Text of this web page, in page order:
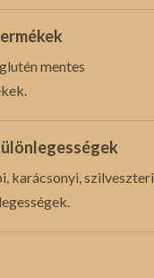
mentes
karácsonyi, szilveszteri